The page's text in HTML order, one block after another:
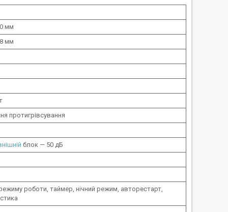
мм
мм
протигрівсування
блок — 50 дБ
роботи, таймер, нічний режим, авторестарт,